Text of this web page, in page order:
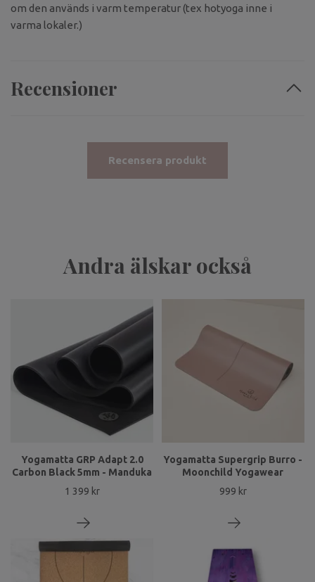
om den används i varm temperatur (tex hotyoga inne i
varma lokaler.)
Recensioner
Recensera produkt
Andra älskar också
Yogamatta GRP Adapt 2.0
Carbon Black 5mm - Manduka
1 399 kr
Yogamatta Supergrip Burro -
Moonchild Yogawear
999 kr